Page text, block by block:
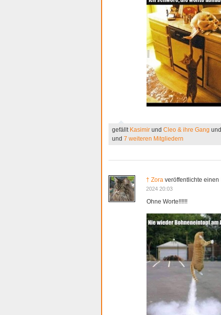
gefällt Kasimir und Cleo & ihre Gang
und 7 weiteren Mitgliedern
† Zora veröffentlichte einen
2024 20:03
Ohne Worte!!!!!!